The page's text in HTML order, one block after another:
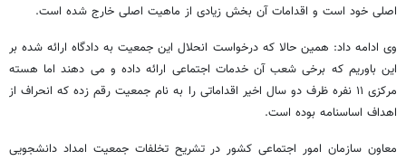
اصلی خود است و اقدامات آن بخش زیادی از ماهیت اصلی خارج شده است.
وی ادامه داد: همین حالا که درخواست انحلال این جمعیت به دادگاه ارائه شده بر
این باوریم که برخی شعب آن خدمات اجتماعی ارائه داده و می دهند اما هسته
مرکزی ۱۱ نفره ظرف دو سال اخیر اقداماتی را به نام جمعیت رقم زده که انحراف از
اهداف اساسنامه بوده است.
معاون سازمان امور اجتماعی کشور در تشریح تخلفات جمعیت امداد دانشجویی